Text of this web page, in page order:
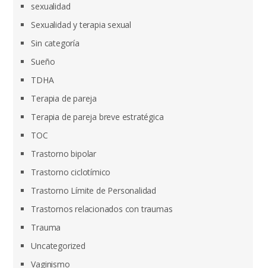
sexualidad
Sexualidad y terapia sexual
Sin categoría
Sueño
TDHA
Terapia de pareja
Terapia de pareja breve estratégica
TOC
Trastorno bipolar
Trastorno ciclotímico
Trastorno Límite de Personalidad
Trastornos relacionados con traumas
Trauma
Uncategorized
Vaginismo